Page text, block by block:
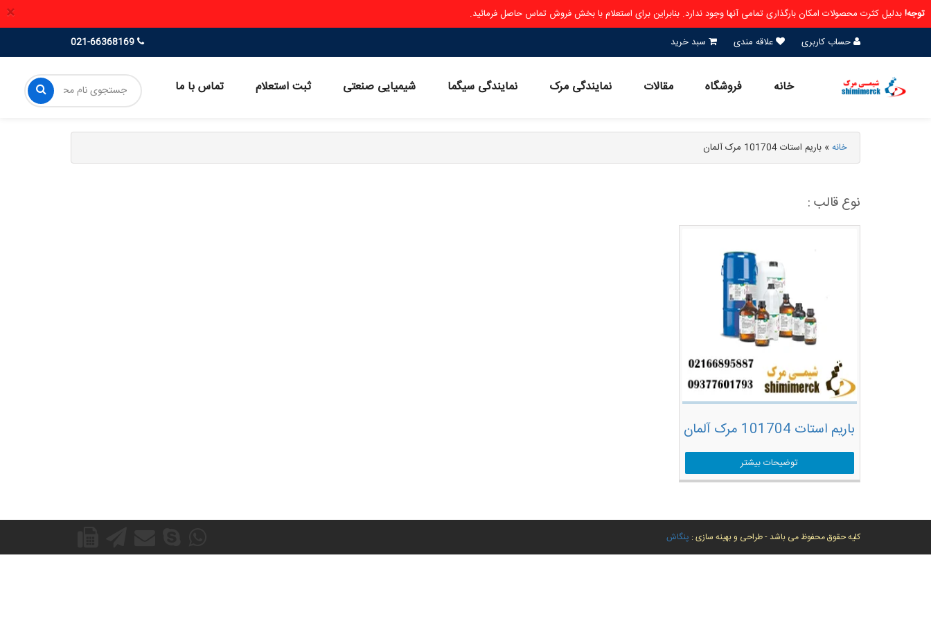
× توجه!بدلیل کثرت محصولات امکان بارگذاری تمامی آنها وجود ندارد. بنابراین برای استعلام با بخش فروش تماس حاصل فرمائید.
حساب کاربری
علاقه مندی سبد خرید
خانه فروشگاه مقالات نمایندگی مرک نمایندگی سیگما شیمیایی صنعتی ثبت استعلام تماس با ما
خانه» باریم استات 101704 مرک آلمان
نوع قالب :
باریم استات 101704 مرک آلمان
توضیحات بیشتر
کلیه حقوق محفوظ می باشد - طراحی و بهینه سازی : پنگاش